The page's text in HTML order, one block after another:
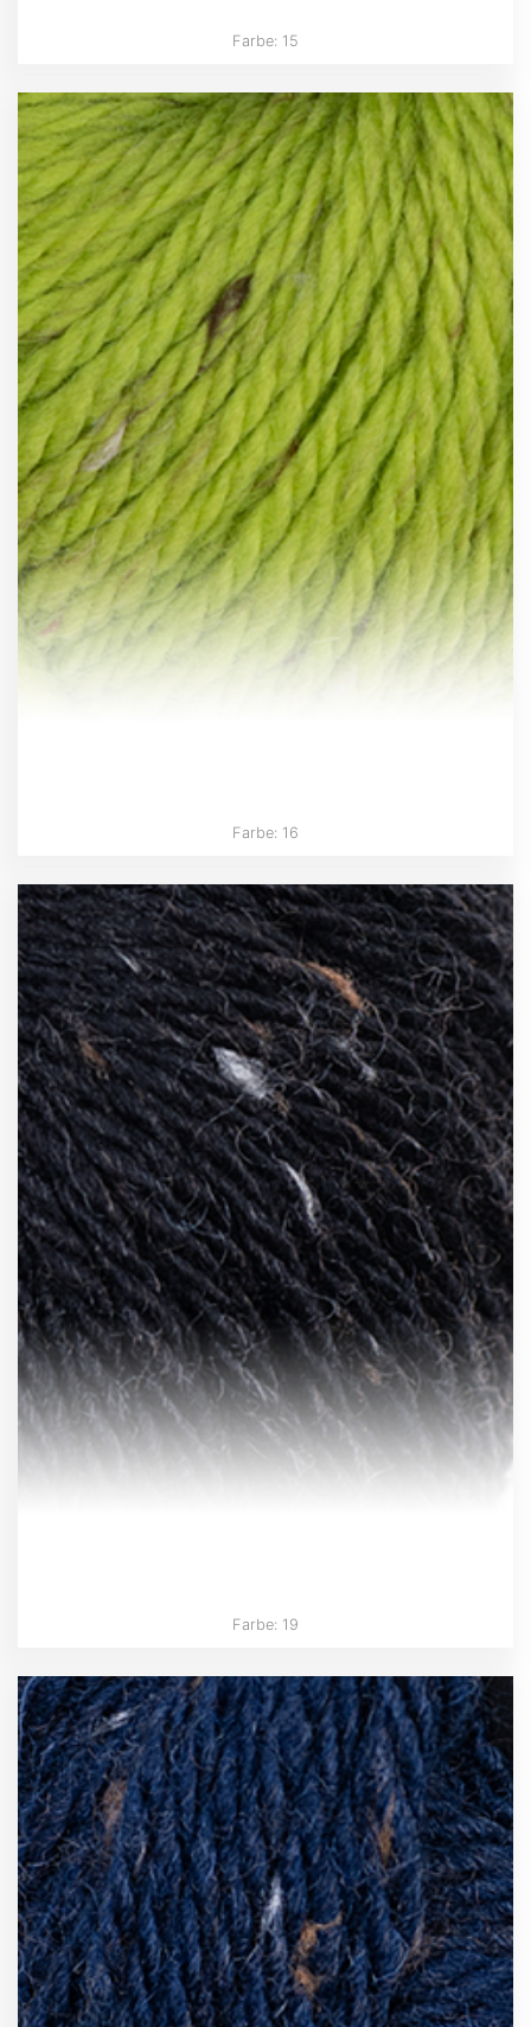
Farbe: 15
Farbe: 16
Farbe: 19